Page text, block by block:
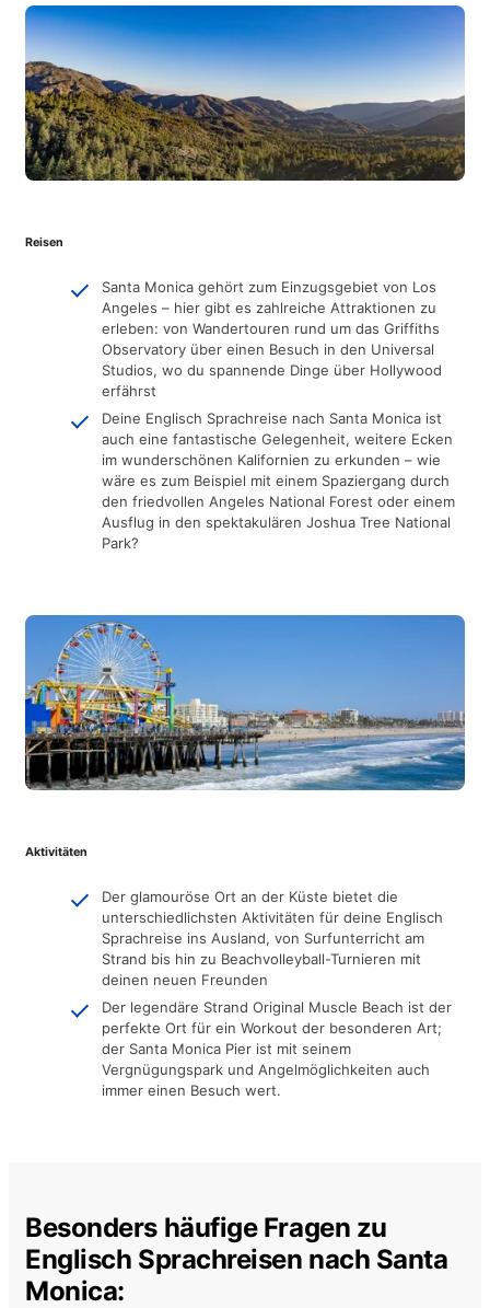
Reisen
Santa Monica gehört zum Einzugsgebiet von Los
Angeles – hier gibt es zahlreiche Attraktionen zu
erleben: von Wandertouren rund um das Griffiths
Observatory über einen Besuch in den Universal
Studios, wo du spannende Dinge über Hollywood
erfährst
Deine Englisch Sprachreise nach Santa Monica ist
auch eine fantastische Gelegenheit, weitere Ecken
im wunderschönen Kalifornien zu erkunden – wie
wäre es zum Beispiel mit einem Spaziergang durch
den friedvollen Angeles National Forest oder einem
Ausflug in den spektakulären Joshua Tree National
Park?
Aktivitäten
Der glamouröse Ort an der Küste bietet die
unterschiedlichsten Aktivitäten für deine Englisch
Sprachreise ins Ausland, von Surfunterricht am
Strand bis hin zu Beachvolleyball-Turnieren mit
deinen neuen Freunden
Der legendäre Strand Original Muscle Beach ist der
perfekte Ort für ein Workout der besonderen Art;
der Santa Monica Pier ist mit seinem
Vergnügungspark und Angelmöglichkeiten auch
immer einen Besuch wert.
Besonders häufige Fragen zu
Englisch Sprachreisen nach Santa
Monica: